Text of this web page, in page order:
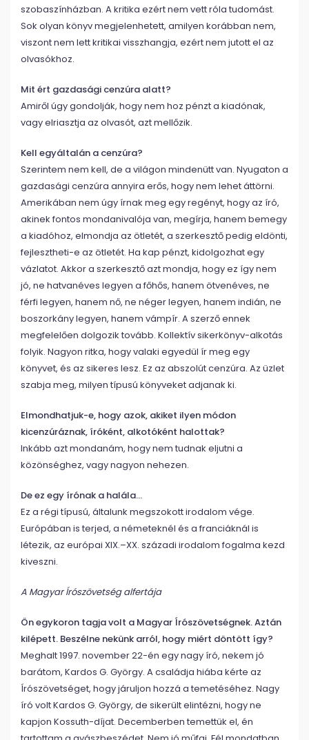
szobaszínházban. A kritika ezért nem vett róla tudomást.
Sok olyan könyv megjelenhetett, amilyen korábban nem,
viszont nem lett kritikai visszhangja, ezért nem jutott el az
olvasókhoz.
Mit ért gazdasági cenzúra alatt?
Amiről úgy gondolják, hogy nem hoz pénzt a kiadónak,
vagy elriasztja az olvasót, azt mellőzik.
Kell egyáltalán a cenzúra?
Szerintem nem kell, de a világon mindenütt van. Nyugaton a
gazdasági cenzúra annyira erős, hogy nem lehet áttörni.
Amerikában nem úgy írnak meg egy regényt, hogy az író,
akinek fontos mondanivalója van, megírja, hanem bemegy
a kiadóhoz, elmondja az ötletét, a szerkesztő pedig eldönti,
fejlesztheti-e az ötletét. Ha kap pénzt, kidolgozhat egy
vázlatot. Akkor a szerkesztő azt mondja, hogy ez így nem
jó, ne hatvanéves legyen a főhős, hanem ötvenéves, ne
férfi legyen, hanem nő, ne néger legyen, hanem indián, ne
boszorkány legyen, hanem vámpír. A szerző ennek
megfelelően dolgozik tovább. Kollektív sikerkönyv-alkotás
folyik. Nagyon ritka, hogy valaki egyedül ír meg egy
könyvet, és az sikeres lesz. Ez az abszolút cenzúra. Az üzlet
szabja meg, milyen típusú könyveket adjanak ki.
Elmondhatjuk-e, hogy azok, akiket ilyen módon
kicenzúráznak, íróként, alkotóként halottak?
Inkább azt mondanám, hogy nem tudnak eljutni a
közönséghez, vagy nagyon nehezen.
De ez egy írónak a halála…
Ez a régi típusú, általunk megszokott irodalom vége.
Európában is terjed, a németeknél és a franciáknál is
létezik, az európai XIX.–XX. századi irodalom fogalma kezd
kiveszni.
A Magyar Írószövetség alfertája
Ön egykoron tagja volt a Magyar Írószövetségnek. Aztán
kilépett. Beszélne nekünk arról, hogy miért döntött így?
Meghalt 1997. november 22-én egy nagy író, nekem jó
barátom, Kardos G. György. A családja hiába kérte az
Írószövetséget, hogy járuljon hozzá a temetéséhez. Nagy
író volt Kardos G. György, de sikerült elintézni, hogy ne
kapjon Kossuth-díjat. Decemberben temettük el, én